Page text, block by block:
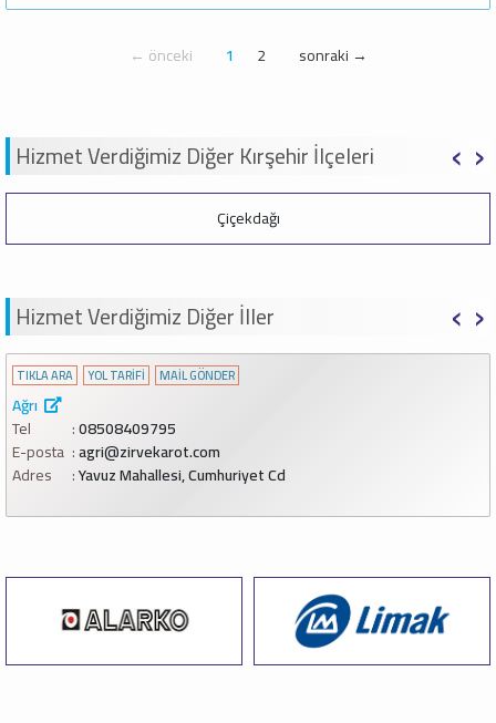
← önceki 1 2 sonraki →
Hizmet Verdiğimiz Diğer Kırşehir İlçeleri
Çiçekdağı
‹ ›
Hizmet Verdiğimiz Diğer İller
TIKLA ARA YOL TARİFİ MAİL GÖNDER
Ağrı
Tel
08508409795
E-posta agri@zirvekarot.com
Adres
Yavuz Mahallesi, Cumhuriyet Cd
‹ ›